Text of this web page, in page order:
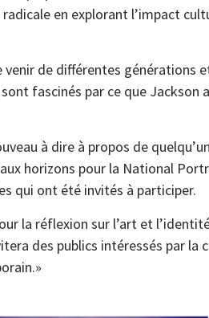
en explorant l’impact
de différentes générations
fascinés par ce que Jackson
à dire à propos de
horizons pour la National
qui ont été invités à participer.
la réflexion sur l’art et
des publics intéressés par la